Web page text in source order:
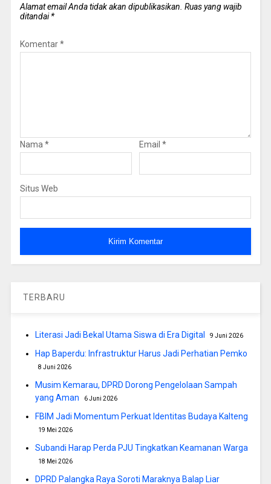
Alamat email Anda tidak akan dipublikasikan. Ruas yang wajib
ditandai*
Komentar*
Nama* Email *
Situs Web
TERBARU
Literasi Jadi Bekal Utama Siswa di Era Digital 9 Juni 2026
Hap Baperdu: Infrastruktur Harus Jadi Perhatian Pemko
8 Juni 2026
Musim Kemarau, DPRD Dorong Pengelolaan Sampah
yang Aman
6 Juni 2026
FBIM Jadi Momentum Perkuat Identitas Budaya Kalteng
19 Mei 2026
Subandi Harap Perda PJU Tingkatkan Keamanan Warga
18 Mei 2026
DPRD Palangka Raya Soroti Maraknya Balap Liar